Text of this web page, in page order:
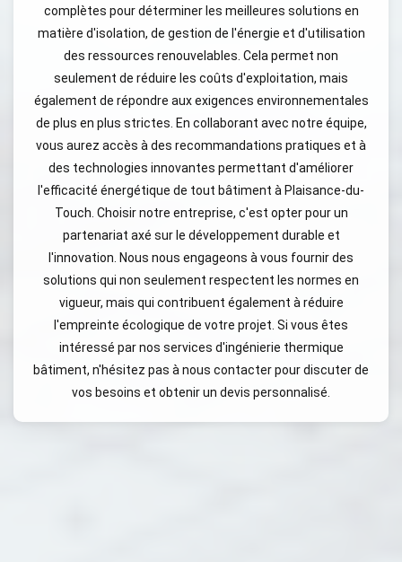
complètes pour déterminer les meilleures solutions en
matière d'isolation, de gestion de l'énergie et d'utilisation
des ressources renouvelables. Cela permet non
seulement de réduire les coûts d'exploitation, mais
également de répondre aux exigences environnementales
de plus en plus strictes. En collaborant avec notre équipe,
vous aurez accès à des recommandations pratiques et à
des technologies innovantes permettant d'améliorer
l'efficacité énergétique de tout bâtiment à Plaisance-du-
Touch. Choisir notre entreprise, c'est opter pour un
partenariat axé sur le développement durable et
l'innovation. Nous nous engageons à vous fournir des
solutions qui non seulement respectent les normes en
vigueur, mais qui contribuent également à réduire
l'empreinte écologique de votre projet. Si vous êtes
intéressé par nos services d'ingénierie thermique
bâtiment, n'hésitez pas à nous contacter pour discuter de
vos besoins et obtenir un devis personnalisé.